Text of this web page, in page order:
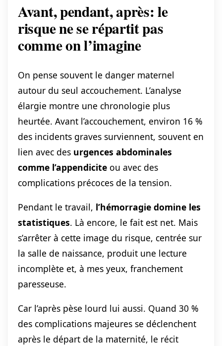
Avant, pendant, après: le
risque ne se répartit pas
comme on l’imagine
On pense souvent le danger maternel
autour du seul accouchement. L’analyse
élargie montre une chronologie plus
heurtée. Avant l’accouchement, environ 16 %
des incidents graves surviennent, souvent en
lien avec des urgences abdominales
comme l’appendicite ou avec des
complications précoces de la tension.
Pendant le travail, l’hémorragie domine les
statistiques. Là encore, le fait est net. Mais
s’arrêter à cette image du risque, centrée sur
la salle de naissance, produit une lecture
incomplète et, à mes yeux, franchement
paresseuse.
Car l’après pèse lourd lui aussi. Quand 30 %
des complications majeures se déclenchent
après le départ de la maternité, le récit